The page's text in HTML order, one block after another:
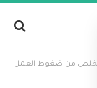
للتخلص من ضغوط العمل